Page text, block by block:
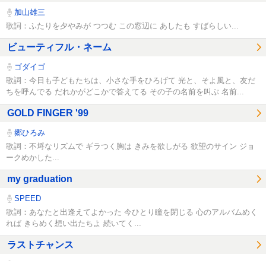
加山雄三
歌詞：ふたりを夕やみが つつむ この窓辺に あしたも すばらしい...
ビューティフル・ネーム
ゴダイゴ
歌詞：今日も子どもたちは、小さな手をひろげて 光と、そよ風と、友だ
ちを呼んでる だれかがどこかで答えてる その子の名前を叫ぶ 名前...
GOLD FINGER '99
郷ひろみ
歌詞：不埒なリズムで ギラつく胸は きみを欲しがる 欲望のサイン ジョ
ークめかした...
my graduation
SPEED
歌詞：あなたと出逢えてよかった 今ひとり瞳を閉じる 心のアルバムめく
れば きらめく想い出たちよ 続いてく...
ラストチャンス